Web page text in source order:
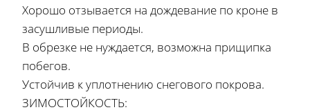
Хорошо отзывается на дождевание по кроне в
засушливые периоды.
В обрезке не нуждается, возможна прищипка
побегов.
Устойчив к уплотнению снегового покрова.
ЗИМОСТОЙКОСТЬ: